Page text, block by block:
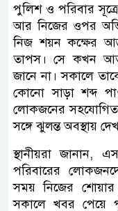
পুলিশ ও পরিবার
আর নিজের ওপর
নিজ শয়ন কক্ষের
তাপস। সে কখন
জানে না। সকালে
কোনো সাড়া শব্দ
লোকজনের
সঙ্গে ঝুলন্ত অবস্থায়
স্থানীয়রা জানান,
পরিবারের
সময় নিজের
সকালে খবর পেয়ে